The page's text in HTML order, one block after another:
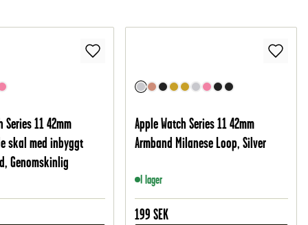
Series 11 42mm
skal med inbyggt
Genomskinlig
Apple Watch Series 11 42mm
Armband Milanese Loop, Silver
I lager
199 SEK